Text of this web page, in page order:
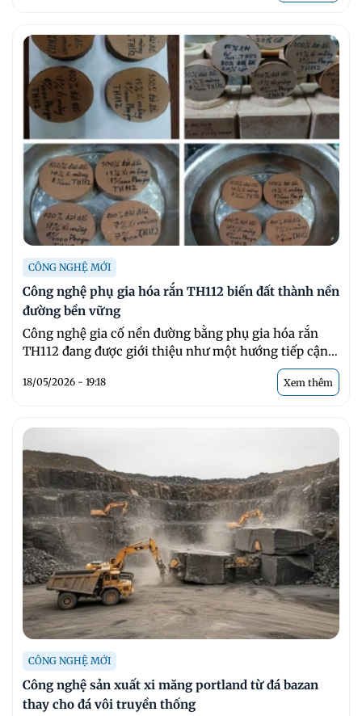
CÔNG NGHỆ MỚI
Công nghệ phụ gia hóa rắn TH112 biến đất thành nền
đường bền vững
Công nghệ gia cố nền đường bằng phụ gia hóa rắn
TH112 đang được giới thiệu như một hướng tiếp cận
18/05/2026 - 19:18 Xem thêm
CÔNG NGHỆ MỚI
Công nghệ sản xuất xi măng portland từ đá bazan
thay cho đá vôi truyền thống